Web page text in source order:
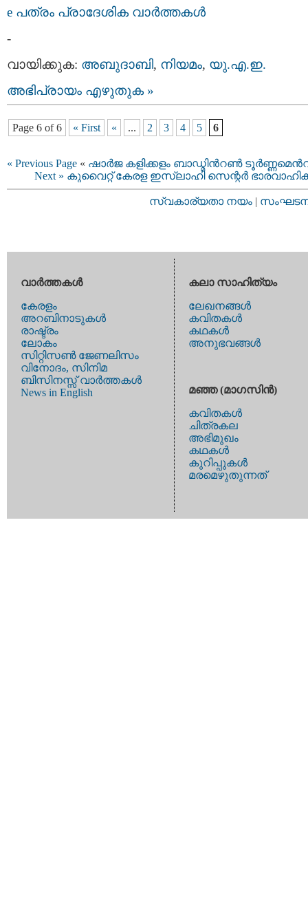
e പത്രം പ്രാദേശിക വാര്‍ത്തകള്‍
-
വായിക്കുക: അബുദാബി, നിയമം, യു.എ.ഇ.
അഭിപ്രായം എഴുതുക »
Page 6 of 6 « First « ... 2 3 4 5 6
« Previous Page « ഷാര്‍ജ കളിക്കളം ബാഡ്മിന്‍റണ്‍
Next » കുവൈറ്റ്‌ കേരള ഇസ്ലാഹി സെന്റര്‍
സ്വകാര്യതാ നയം |
വാര്‍ത്തകള്‍
കേരളം
അറബിനാടുകള്‍
രാഷ്ട്രം
ലോകം
സിറ്റിസണ്‍ ജേണലിസം
വിനോദം, സിനിമ
ബിസിനസ്സ് വാര്‍ത്തകള്‍
News in English
കലാ സാഹിത്യം
ലേഖനങ്ങള്‍
കവിതകള്‍
കഥകള്‍
അനുഭവങ്ങള്‍
മഞ്ഞ (മാഗസിന്‍)
കവിതകള്‍
ചിത്രകല
അഭിമുഖം
കഥകള്‍
കുറിപ്പുകള്‍
മരമെഴുതുന്നത്